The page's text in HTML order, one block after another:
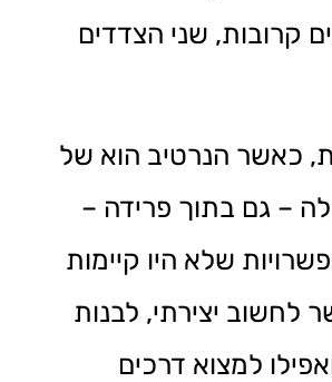
קרובות, שני הצדדים
כאשר הנרטיב הוא של
– גם בתוך פרידה –
שלא היו קיימות
לחשוב יצירתי, לבנות
למצוא דרכים